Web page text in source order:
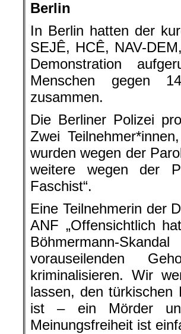
Berlin
In Berlin hatten der
SEJÊ, HCÊ, NAV-
Demonstration
Menschen gegen
zusammen.
Die Berliner Polizei
Zwei
wurden wegen der
weitere wegen der
Faschist“.
Eine Teilnehmerin der
ANF „Offensichtlich
Böhmermann-
vorauseilenden
kriminalisieren. Wir
lassen, den
ist – ein Mörder
Meinungsfreiheit ist